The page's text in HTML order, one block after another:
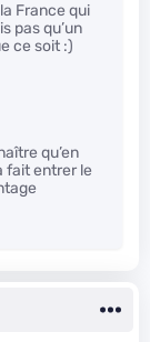
France qui
pas qu’un
ce soit :)
qu’en
fait entrer le